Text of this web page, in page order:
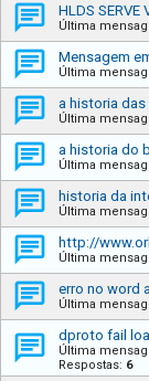
HLDS SERVE
Última
Mensagem
Última
a historia das
Última
a historia do
Última
historia da
Última
http://
Última
erro no word
Última
dproto fail
Última
Respostas: 6